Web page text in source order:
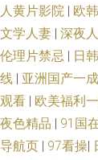
人黄片影院 | 欧
文学人妻 | 深夜
伦理片禁忌 | 日
线 | 亚洲国产一
观看 | 欧美福利
夜色精品 | 91国
导航页 | 97看操|